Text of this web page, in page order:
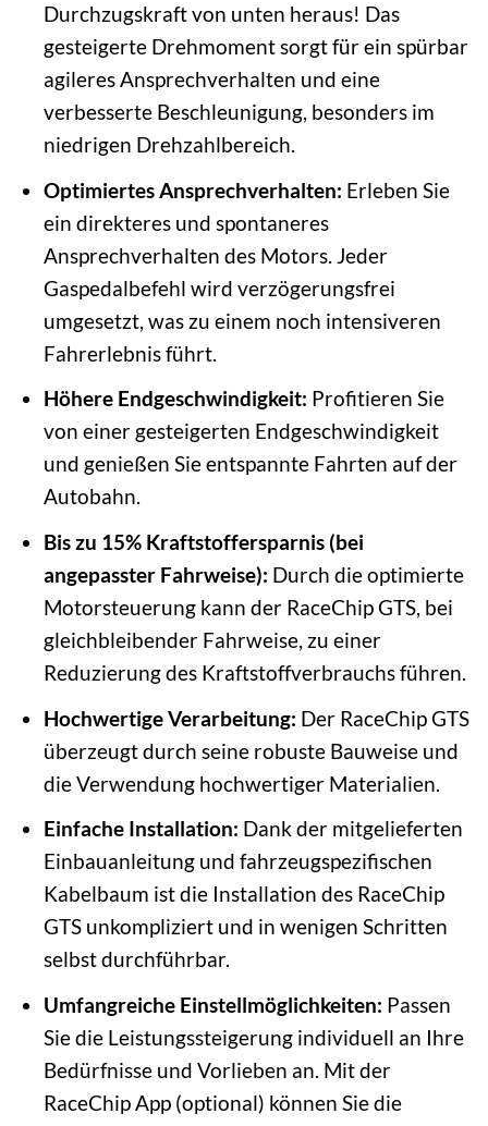
Durchzugskraft von unten heraus! Das
gesteigerte Drehmoment sorgt für ein spürbar
agileres Ansprechverhalten und eine
verbesserte Beschleunigung, besonders im
niedrigen Drehzahlbereich.
Optimiertes Ansprechverhalten: Erleben Sie
ein direkteres und spontaneres
Ansprechverhalten des Motors. Jeder
Gaspedalbefehl wird verzögerungsfrei
umgesetzt, was zu einem noch intensiveren
Fahrerlebnis führt.
Höhere Endgeschwindigkeit: Profitieren Sie
von einer gesteigerten Endgeschwindigkeit
und genießen Sie entspannte Fahrten auf der
Autobahn.
Bis zu 15% Kraftstoffersparnis (bei
angepasster Fahrweise): Durch die optimierte
Motorsteuerung kann der RaceChip GTS, bei
gleichbleibender Fahrweise, zu einer
Reduzierung des Kraftstoffverbrauchs führen.
Hochwertige Verarbeitung: Der RaceChip GTS
überzeugt durch seine robuste Bauweise und
die Verwendung hochwertiger Materialien.
Einfache Installation: Dank der mitgelieferten
Einbauanleitung und fahrzeugspezifischen
Kabelbaum ist die Installation des RaceChip
GTS unkompliziert und in wenigen Schritten
selbst durchführbar.
Umfangreiche Einstellmöglichkeiten: Passen
Sie die Leistungssteigerung individuell an Ihre
Bedürfnisse und Vorlieben an. Mit der
RaceChip App (optional) können Sie die